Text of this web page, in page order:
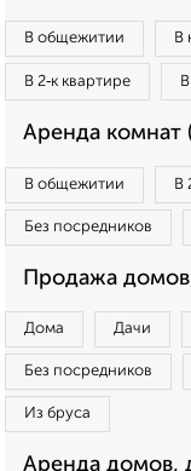
В общежитии В
В 2‑к квартире
Аренда комнат
В общежитии В
Без посредников
Продажа
Дома Дачи
Без посредников
Из бруса
Аренда домов,